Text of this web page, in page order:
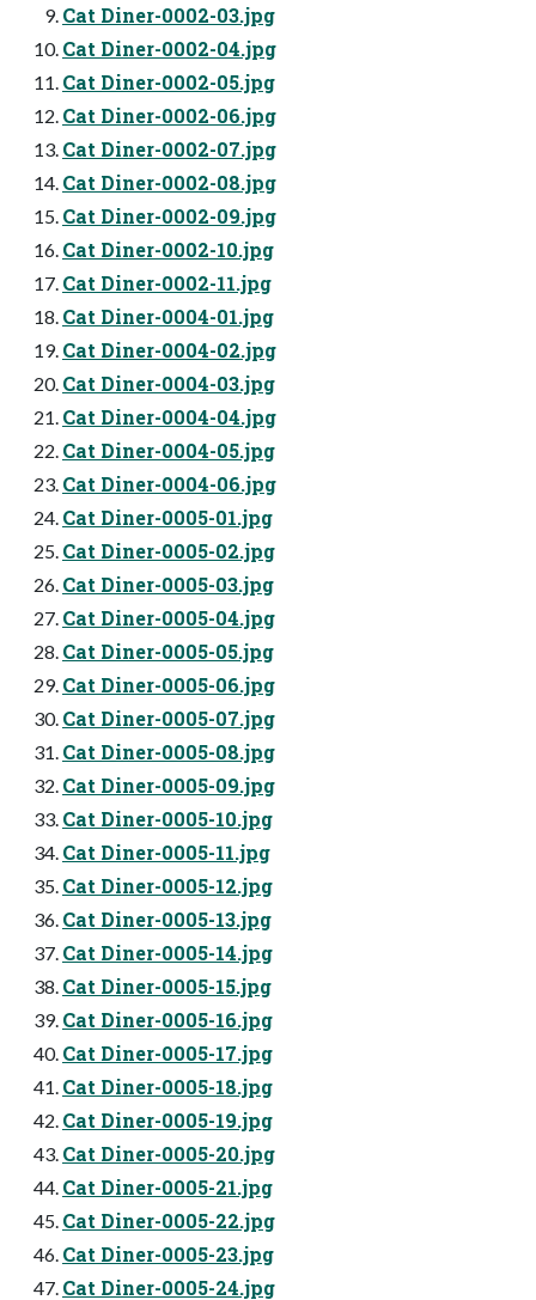
Cat Diner-0002-03.jpg
Cat Diner-0002-04.jpg
Cat Diner-0002-05.jpg
Cat Diner-0002-06.jpg
Cat Diner-0002-07.jpg
Cat Diner-0002-08.jpg
Cat Diner-0002-09.jpg
Cat Diner-0002-10.jpg
Cat Diner-0002-11.jpg
Cat Diner-0004-01.jpg
Cat Diner-0004-02.jpg
Cat Diner-0004-03.jpg
Cat Diner-0004-04.jpg
Cat Diner-0004-05.jpg
Cat Diner-0004-06.jpg
Cat Diner-0005-01.jpg
Cat Diner-0005-02.jpg
Cat Diner-0005-03.jpg
Cat Diner-0005-04.jpg
Cat Diner-0005-05.jpg
Cat Diner-0005-06.jpg
Cat Diner-0005-07.jpg
Cat Diner-0005-08.jpg
Cat Diner-0005-09.jpg
Cat Diner-0005-10.jpg
Cat Diner-0005-11.jpg
Cat Diner-0005-12.jpg
Cat Diner-0005-13.jpg
Cat Diner-0005-14.jpg
Cat Diner-0005-15.jpg
Cat Diner-0005-16.jpg
Cat Diner-0005-17.jpg
Cat Diner-0005-18.jpg
Cat Diner-0005-19.jpg
Cat Diner-0005-20.jpg
Cat Diner-0005-21.jpg
Cat Diner-0005-22.jpg
Cat Diner-0005-23.jpg
Cat Diner-0005-24.jpg